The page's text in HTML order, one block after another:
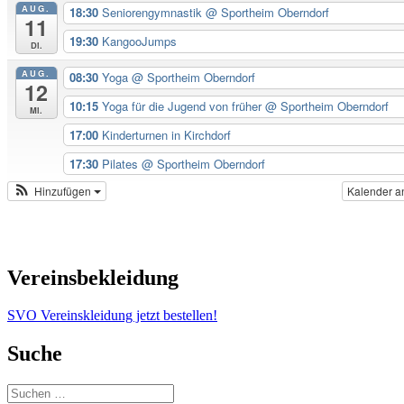
AUG.
11
Di.
18:30 Seniorengymnastik @ Sportheim Oberndorf
19:30 KangooJumps
AUG.
12
Mi.
08:30 Yoga @ Sportheim Oberndorf
10:15 Yoga für die Jugend von früher@ Sportheim Oberndorf
17:00 Kinderturnen in Kirchdorf
17:30 Pilates @ Sportheim Oberndorf
Kalender
Hinzufügen
Vereinsbekleidung
SVO Vereinskleidung jetzt bestellen!
Suche
Suchen